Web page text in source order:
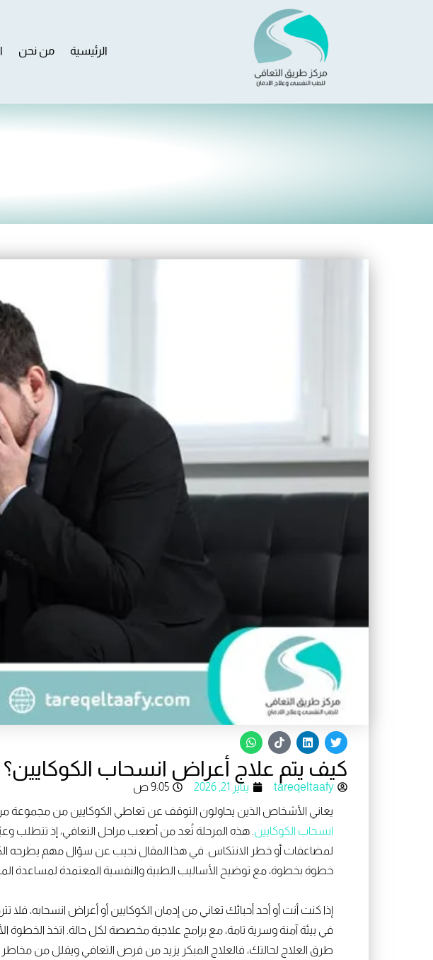
الرئيسية من نحن
T
w
i
t
t
e
L
i
n
e
d
n
T
i
k
o
k
W
h
a
t
s
a
p
كيف يتم علاج أعراض انسحاب
tareqeltaafy يناير 21, 2026
9:05 ص
يعاني الأشخاص الذين يحاولون التوقف عن تعاطي الكوكايين من مجموعة
انسحاب الكوكايين . هذه المرحلة تُعد من أصعب مراحل التعافي، إذ تتطلب
لمضاعفات أو خطر الانتكاس. في هذا المقال نجيب عن سؤال مهم يطرحه
خطوة بخطوة، مع توضيح الأساليب الطبية والنفسية المعتمدة لمساعدة
إذا كنت أنت أو أحد أحبائك تعاني من إدمان الكوكايين أو أعراض
في بيئة آمنة وسرية تامة، مع برامج علاجية مخصصة لكل حالة. اتخذ
طرق العلاج لحالتك، فالعلاج المبكر يزيد من فرص التعافي ويقلل من مخاطر